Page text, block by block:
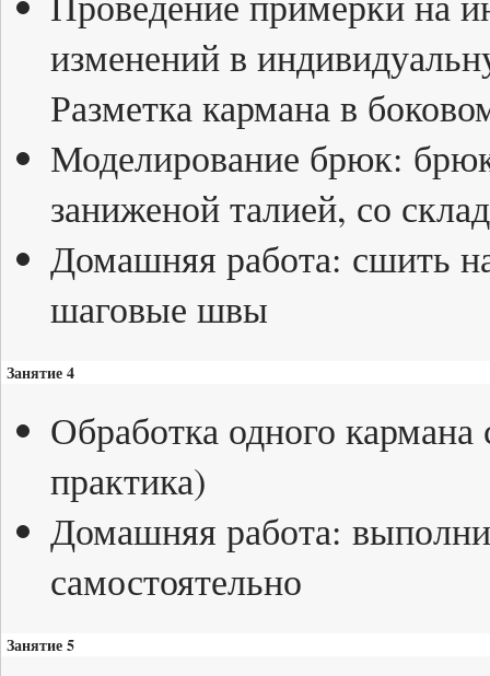
изменений в
Разметка кармана в
Моделирование брюк:
заниженой талией, со
Домашняя работа: сшить
шаговые швы
Занятие 4
Обработка одного
практика)
Домашняя работа:
самостоятельно
Занятие 5